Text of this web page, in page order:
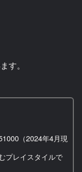
す。
（2024年4月現
プレイスタイルで